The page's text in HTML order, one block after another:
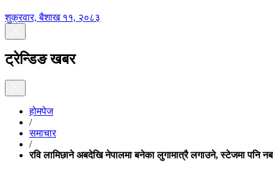
शुक्रवार, बैशाख ११, २०८३
ट्रेन्डिङ खबर
होमपेज
/
समाचार
/
रवि लामिछाने अबदेखि नेपालमा बनेका लुगामात्रै लगाउने, स्टेजमा पनि